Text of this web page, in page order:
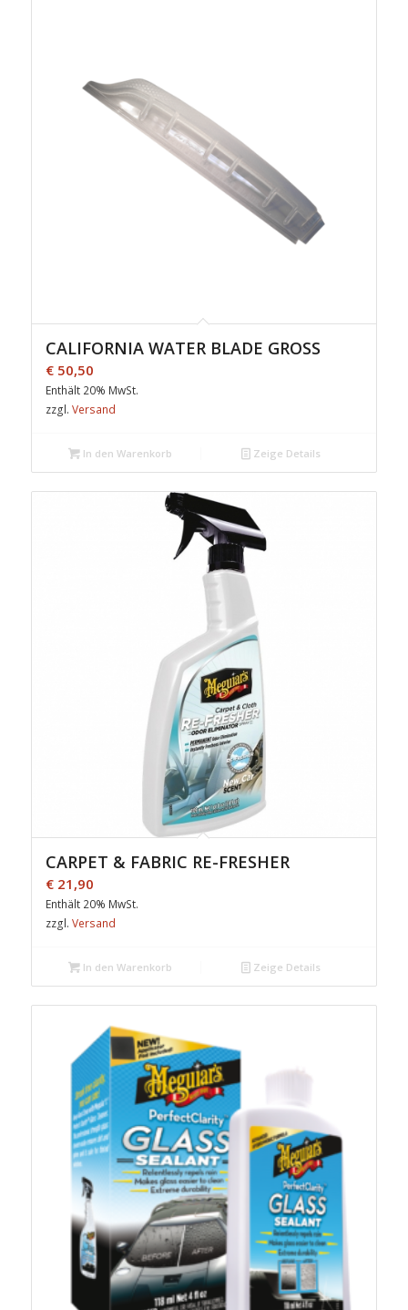
CALIFORNIA WATER BLADE GROSS
€50,50
Enthält 20% MwSt.
zzgl. Versand
In den Warenkorb Zeige Details
CARPET & FABRIC RE-FRESHER
€21,90
Enthält 20% MwSt.
zzgl. Versand
In den Warenkorb Zeige Details